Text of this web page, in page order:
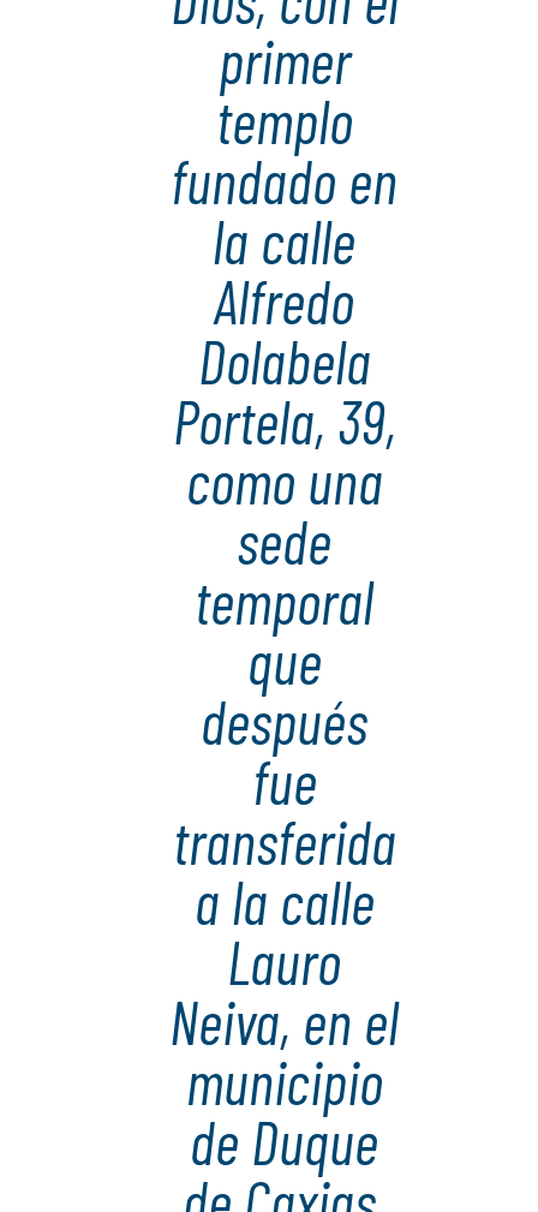
primer
templo
fundado en
la calle
Alfredo
Dolabela
Portela, 39,
como una
sede
temporal
que
después
fue
transferida
a la calle
Lauro
Neiva, en el
municipio
de Duque